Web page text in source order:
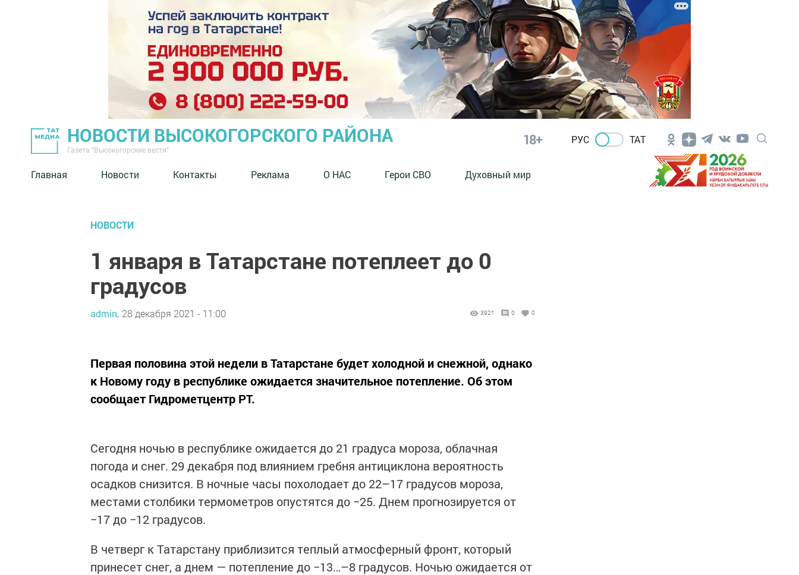
НОВОСТИ ВЫСОКОГОРСКОГО РАЙОНА
Газета "Высокогорские вести"
18+ РУС ТАТ
Главная Новости Контакты Реклама О НАС Герои СВО Духовный мир
НОВОСТИ
1 января в Татарстане потеплеет до 0
градусов
admin, 28 декабря 2021 - 11:00 3921 0 0
Первая половина этой недели в Татарстане будет холодной и снежной, однако
к Новому году в республике ожидается значительное потепление. Об этом
сообщает Гидрометцентр РТ.
Сегодня ночью в республике ожидается до 21 градуса мороза, облачная
погода и снег. 29 декабря под влиянием гребня антициклона вероятность
осадков снизится. В ночные часы похолодает до 22–17 градусов мороза,
местами столбики термометров опустятся до −25. Днем прогнозируется от
−17 до −12 градусов.
В четверг к Татарстану приблизится теплый атмосферный фронт, который
принесет снег, а днем — потепление до −13…–8 градусов. Ночью ожидается от